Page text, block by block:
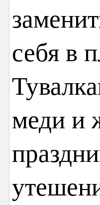
себя в
меди и